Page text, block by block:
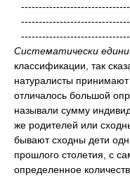
Систематически
классификации, так
натуралисты принимают
отличалось большой
называли сумму
же родителей или
бывают сходны дети
прошлого столетия, с
определенное